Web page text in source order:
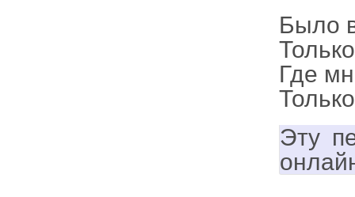
Было
Где
Эту